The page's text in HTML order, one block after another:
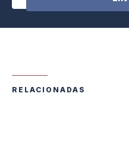
RELACIONADAS